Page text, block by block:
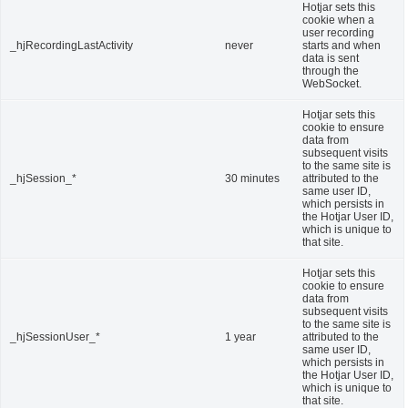
_hjRecordingLastActivity never
Hotjar sets this
cookie when a
user recording
starts and when
data is sent
through the
WebSocket.
_hjSession_* 30 minutes
Hotjar sets this
cookie to ensure
data from
subsequent visits
to the same site is
attributed to the
same user ID,
which persists in
the Hotjar User ID,
which is unique to
that site.
_hjSessionUser_* 1 year
Hotjar sets this
cookie to ensure
data from
subsequent visits
to the same site is
attributed to the
same user ID,
which persists in
the Hotjar User ID,
which is unique to
that site.